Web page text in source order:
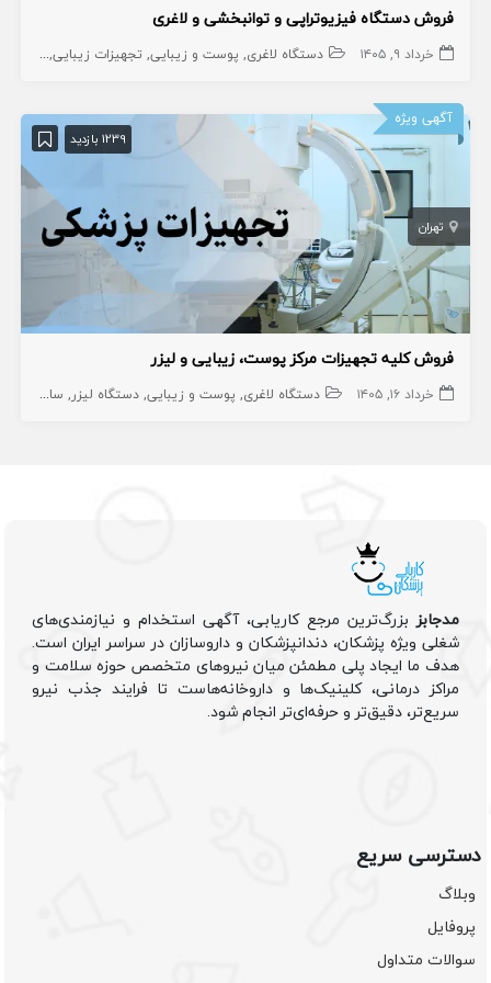
فروش دستگاه فیزیوتراپی و توانبخشی و لاغری
خرداد ۹, ۱۴۰۵ دستگاه لاغری پوست و زیبایی تجهیزات زیبایی دستگاه
آگهی ویژه
1239 بازدید
تهران
فروش کلیه تجهیزات مرکز پوست، زیبایی و لیزر
خرداد ۱۶, ۱۴۰۵ دستگاه لاغری پوست و زیبایی دستگاه لیزر سایر
مدجابزبزرگ‌ترین مرجع کاریابی، آگهی استخدام و نیازمندی‌های
شغلی ویژه پزشکان، دندانپزشکان و داروسازان در سراسر ایران است.
هدف ما ایجاد پلی مطمئن میان نیروهای متخصص حوزه سلامت و
مراکز درمانی، کلینیک‌ها و داروخانه‌هاست تا فرایند جذب نیرو
سریع‌تر، دقیق‌تر و حرفه‌ای‌تر انجام شود.
دسترسی سریع
وبلاگ
پروفایل
سوالات متداول